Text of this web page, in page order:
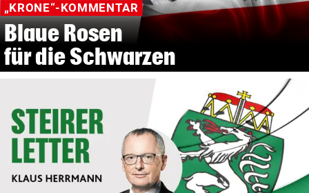
„KRONE“-KOMMENTAR
Blaue Rosen
für die Schwarzen